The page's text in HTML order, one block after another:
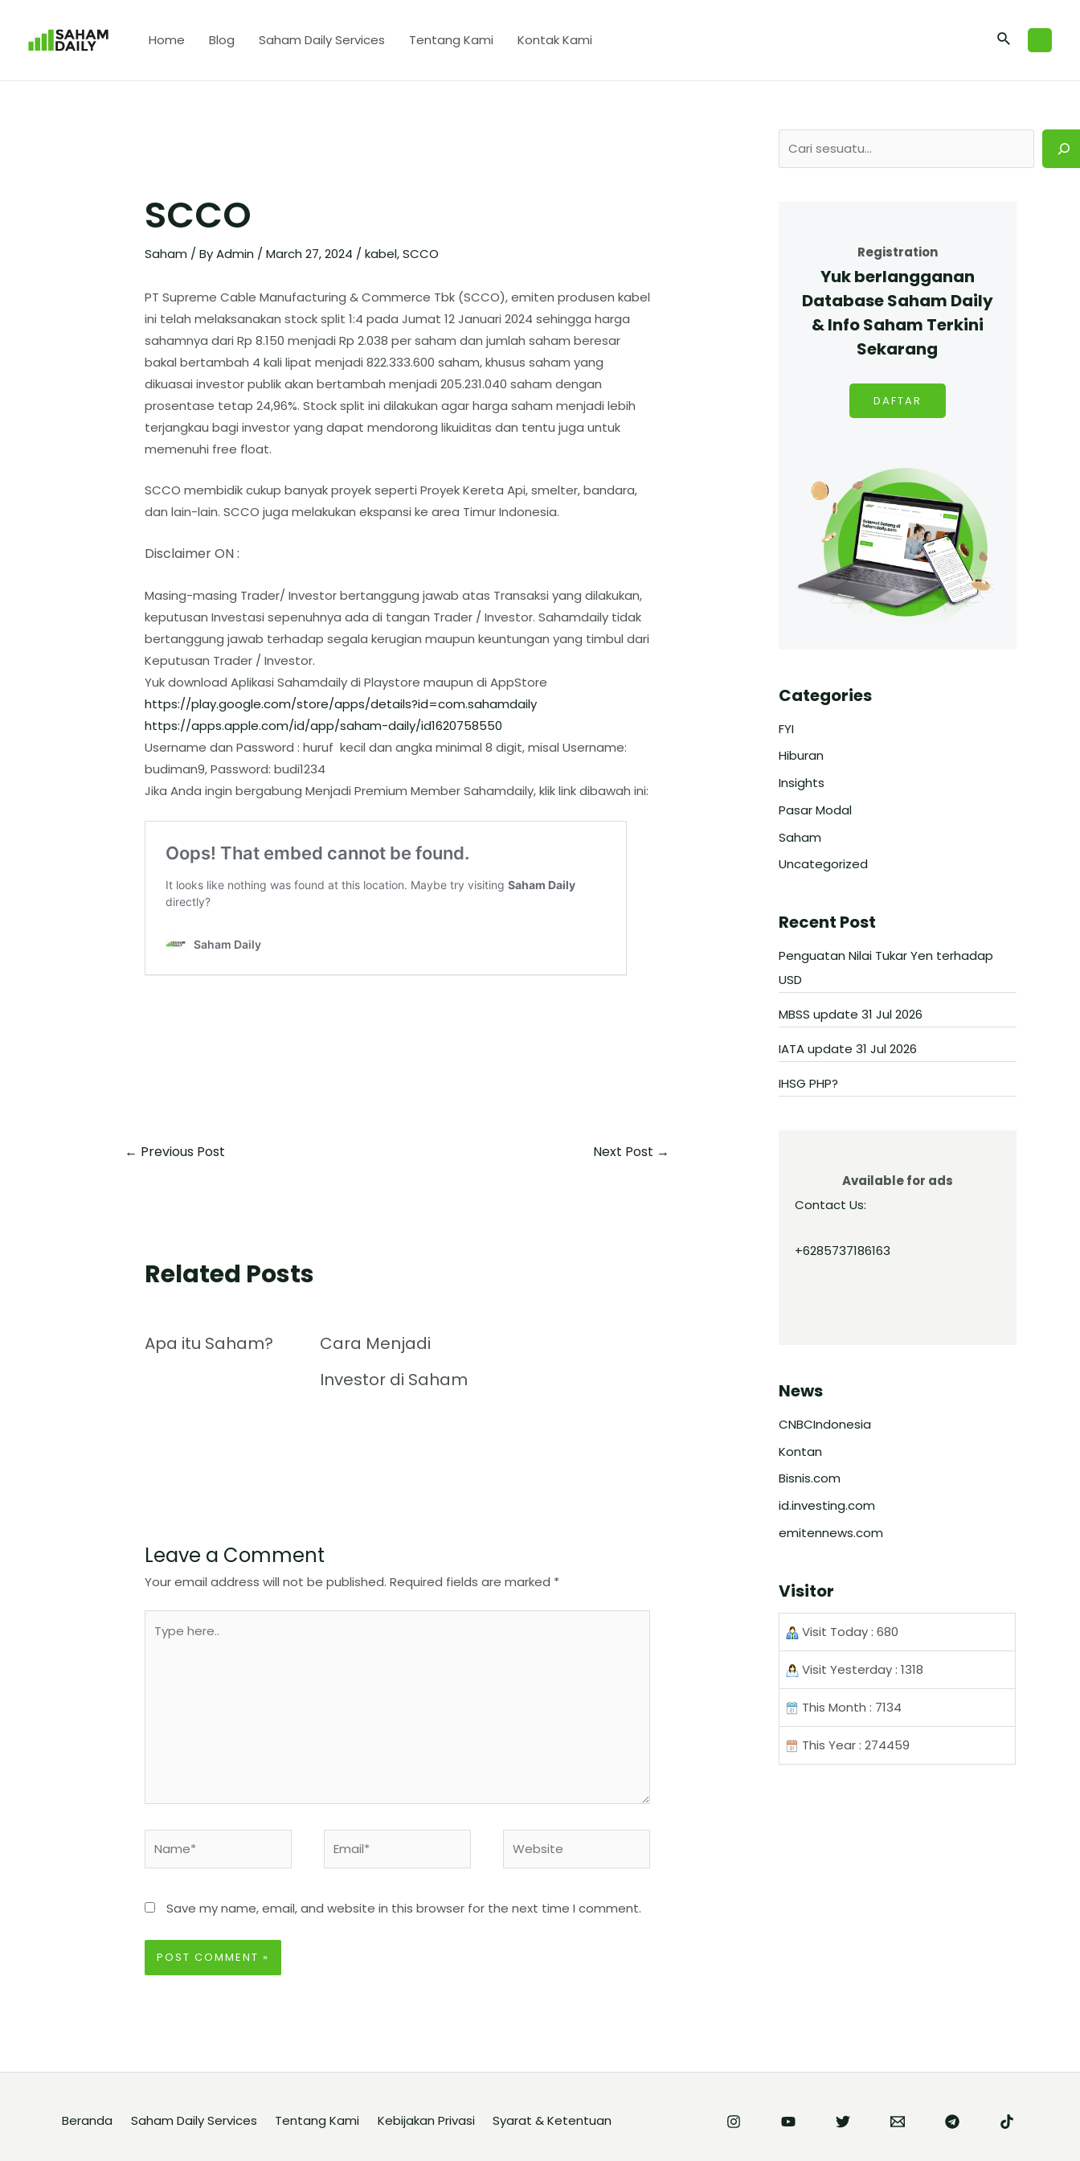
Home Blog Saham Daily Services Tentang Kami Kontak Kami
SCCO
Saham / ByAdmin / March 27, 2024 / kabel,SCCO
PT Supreme Cable Manufacturing & Commerce Tbk (SCCO), emiten produsen kabel
ini telah melaksanakan stock split 1:4 pada Jumat 12 Januari 2024 sehingga harga
sahamnya dari Rp 8.150 menjadi Rp 2.038 per saham dan jumlah saham beresar
bakal bertambah 4 kali lipat menjadi 822.333.600 saham, khusus saham yang
dikuasai investor publik akan bertambah menjadi 205.231.040 saham dengan
prosentase tetap 24,96%. Stock split ini dilakukan agar harga saham menjadi lebih
terjangkau bagi investor yang dapat mendorong likuiditas dan tentu juga untuk
memenuhi free float.
SCCO membidik cukup banyak proyek seperti Proyek Kereta Api, smelter, bandara,
dan lain-lain. SCCO juga melakukan ekspansi ke area Timur Indonesia.
Disclaimer ON :
Masing-masing Trader/ Investor bertanggung jawab atas Transaksi yang dilakukan,
keputusan Investasi sepenuhnya ada di tangan Trader / Investor. Sahamdaily tidak
bertanggung jawab terhadap segala kerugian maupun keuntungan yang timbul dari
Keputusan Trader / Investor.
Yuk download Aplikasi Sahamdaily di Playstore maupun di AppStore
https://play.google.com/store/apps/details?id=com.sahamdaily
https://apps.apple.com/id/app/saham-daily/id1620758550
Username dan Password : huruf kecil dan angka minimal 8 digit, misal Username:
budiman9, Password: budi1234
Jika Anda ingin bergabung Menjadi Premium Member Sahamdaily, klik link dibawah ini:
← Previous Post Next Post →
Related Posts
Apa itu Saham?
Cara Menjadi
Investor di Saham
Leave a Comment
Your email address will not be published. Required fields are marked *
Save my name, email, and website in this browser for the next time I comment.
Registration
Yuk berlangganan
Database Saham Daily
& Info Saham Terkini
Sekarang
DAFTAR
Categories
FYI
Hiburan
Insights
Pasar Modal
Saham
Uncategorized
Recent Post
Penguatan Nilai Tukar Yen terhadap
USD
MBSS update 31 Jul 2026
IATA update 31 Jul 2026
IHSG PHP?
Available for ads
Contact Us:
+6285737186163
News
CNBCIndonesia
Kontan
Bisnis.com
id.investing.com
emitennews.com
Visitor
Visit Today : 680
Visit Yesterday : 1318
This Month : 7134
This Year : 274459
Beranda Saham Daily Services Tentang Kami Kebijakan Privasi Syarat & Ketentuan